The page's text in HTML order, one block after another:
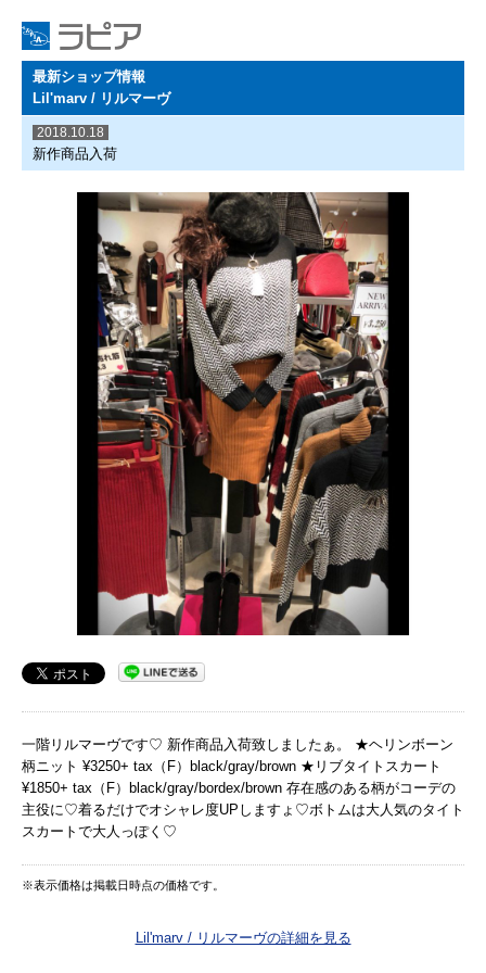
最新ショップ情報
Lil'marv / リルマーヴ
2018.10.18
新作商品入荷
一階リルマーヴです♡ 新作商品入荷致しましたぁ。 ★ヘリンボーン
柄ニット ¥3250+ tax（F）black/gray/brown ★リブタイトスカート
¥1850+ tax（F）black/gray/bordex/brown 存在感のある柄がコーデの
主役に♡着るだけでオシャレ度UPしますょ♡ボトムは大人気のタイト
スカートで大人っぽく♡
※表示価格は掲載日時点の価格です。
Lil'marv / リルマーヴの詳細を見る